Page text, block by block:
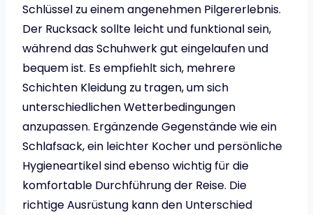
Schlüssel zu einem angenehmen Pilgererlebnis.
Der Rucksack sollte leicht und funktional sein,
während das Schuhwerk gut eingelaufen und
bequem ist. Es empfiehlt sich, mehrere
Schichten Kleidung zu tragen, um sich
unterschiedlichen Wetterbedingungen
anzupassen. Ergänzende Gegenstände wie ein
Schlafsack, ein leichter Kocher und persönliche
Hygieneartikel sind ebenso wichtig für die
komfortable Durchführung der Reise. Die
richtige Ausrüstung kann den Unterschied